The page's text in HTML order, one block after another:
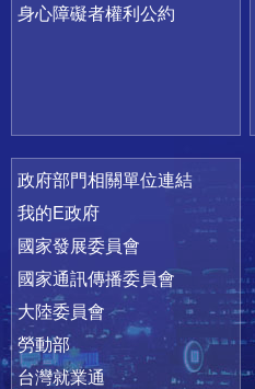
身心障礙者權利公約
政府部門相關單位連結
我的E政府
國家發展委員會
國家通訊傳播委員會
大陸委員會
勞動部
台灣就業通